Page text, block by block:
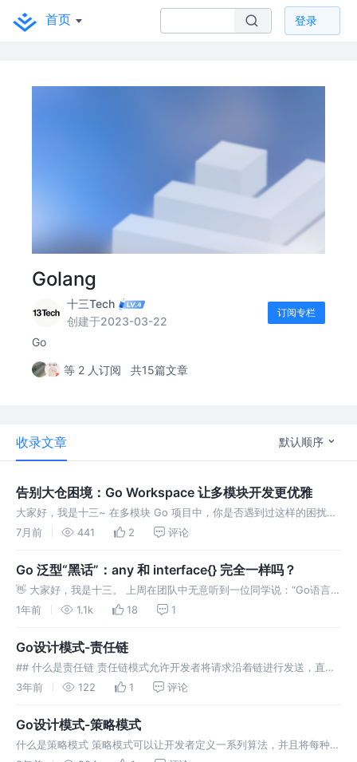
首页 登录
Golang
十三Tech
创建于2023-03-22
订阅专栏
Go
等 2 人订阅 共15篇文章
收录文章 默认顺序
告别大仓困境：Go Workspace 让多模块开发更优雅
大家好，我是十三~ 在多模块 Go 项目中，你是否遇到过这样的困扰：
项目包含多个独立模块（如主服务、公共库、第三方客户端封装），它
远程仓
7月前 441 2 评论
Go 泛型“黑话”：any 和 interface{} 完全一样吗？
👋 大家好，我是十三。 上周在团队中无意听到一位同学说：“Go语言里
的 any 和 interface{} 是完全一样的。” 这句话瞬间勾起了我的思考：
1年前 1.1k 18 1
Go设计模式-责任链
## 什么是责任链 责任链模式允许开发者将请求沿着链进行发送，直至
其中一个处理者对象对其进行处理。 责任链模式可以将请求的发送者和
送者
3年前 122 1 评论
Go设计模式-策略模式
什么是策略模式 策略模式可以让开发者定义一系列算法，并且将每种算